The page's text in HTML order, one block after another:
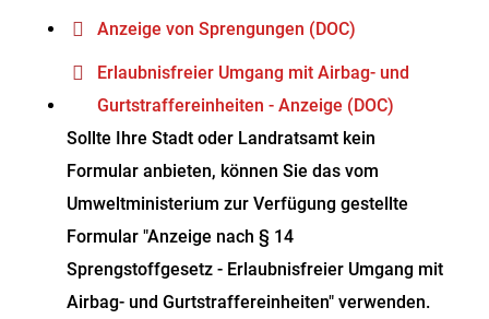
Anzeige von Sprengungen (DOC)
Erlaubnisfreier Umgang mit Airbag- und
Gurtstraffereinheiten - Anzeige (DOC)
Sollte Ihre Stadt oder Landratsamt kein
Formular anbieten, können Sie das vom
Umweltministerium zur Verfügung gestellte
Formular "Anzeige nach § 14
Sprengstoffgesetz - Erlaubnisfreier Umgang mit
Airbag- und Gurtstraffereinheiten" verwenden.